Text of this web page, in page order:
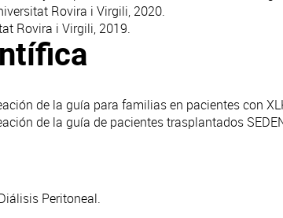
Rovira i Virgili, 2020.
Rovira i Virgili, 2019.
de la guía para familias en pacientes con
de la guía de pacientes trasplantados
Peritoneal.